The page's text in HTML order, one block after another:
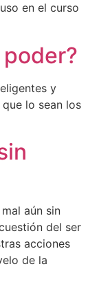
en el curso
y
lo sean los
aún sin
del ser
acciones
de la